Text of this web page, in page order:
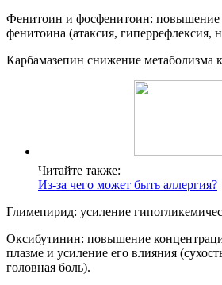
Фенитоин и фосфенитоин: повышение
фенитоина (атаксия, гиперрефлексия,
Карбамазепин снижение метаболизма
Читайте также:
Из-за чего может быть аллергия?
Глимепирид: усиление
Оксибутинин: повышение
плазме и усиление его влияния
головная боль).